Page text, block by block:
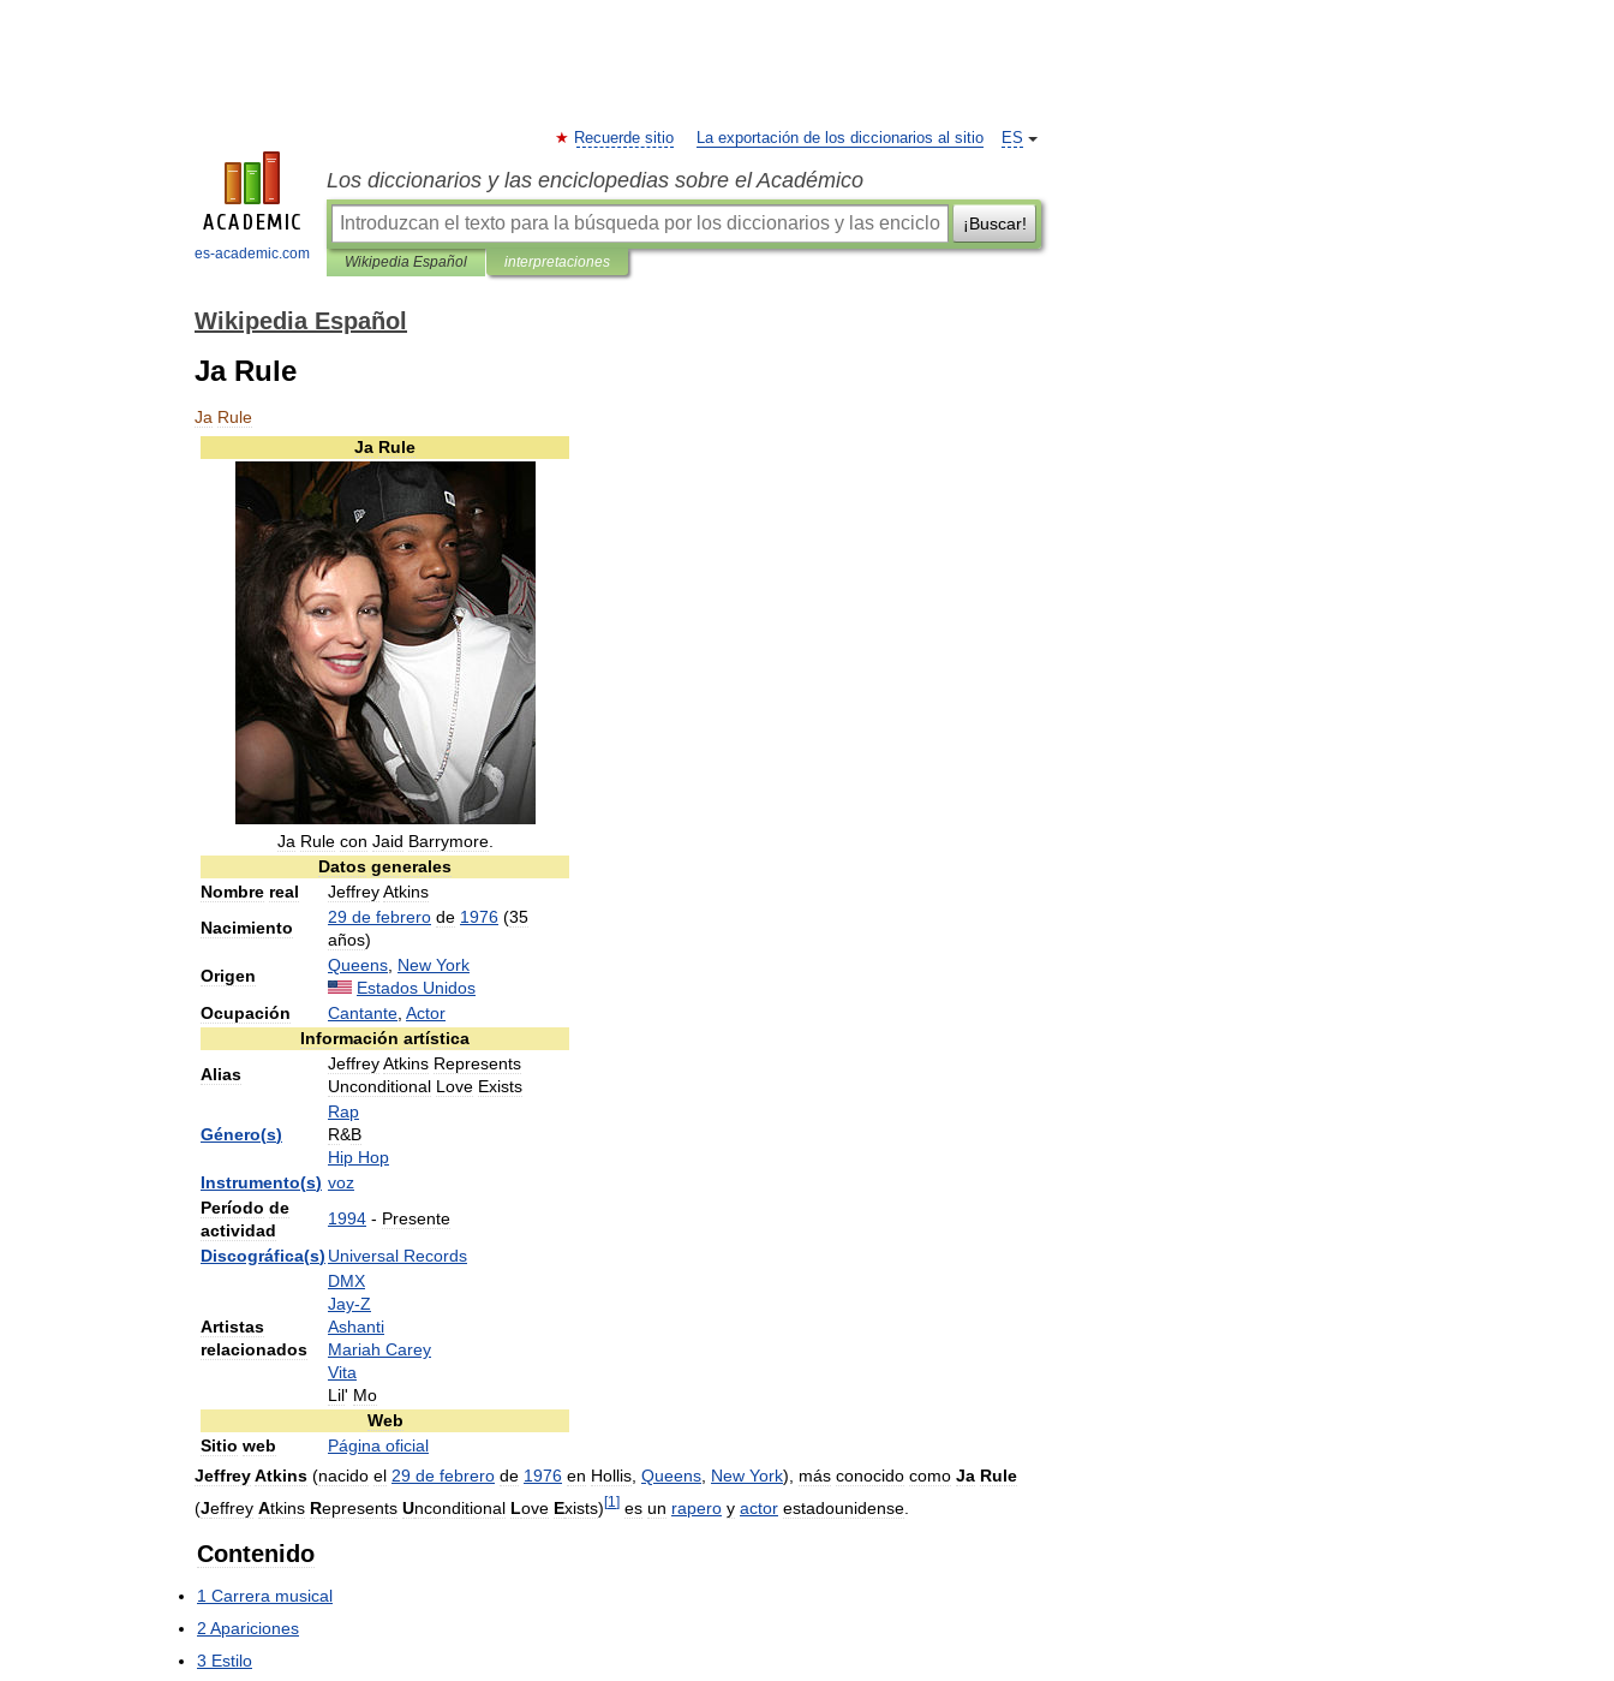
es-academic.com
ES
Recuerde sitio La exportación de los diccionarios al sitio
Los diccionarios y las enciclopedias sobre el Académico
¡Buscar!
Wikipedia Español interpretaciones
Wikipedia Español
Ja Rule
Ja Rule
Ja Rule
Ja Rule con Jaid Barrymore.
Datos generales
Nombre real JeffreyAtkins
Nacimiento
29 de febrero de 1976 (35
años)
Origen
Queens New York
Estados Unidos
Ocupación
Cantante Actor
Información artística
Alias
JeffreyAtkins Represents
Unconditional Love Exists
Género(s)
Rap
R&B
Hip Hop
Instrumento(s) voz
Período de
actividad
1994 - Presente
Discográfica(s) Universal Records
Artistas
relacionados
DMX
Jay-Z
Ashanti
Mariah Carey
Vita
Lil' Mo
Web
Sitio web Página oficial
JeffreyAtkins (nacido el 29 de febrero de 1976 en Hollis Queens New York), más conocido como Ja Rule
(Jeffrey Atkins Represents Unconditional Love Exists)[1 ] es un rapero y actor estadounidense
Contenido
1 Carrera musical
2 Apariciones
3 Estilo